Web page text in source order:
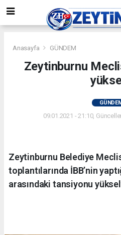
Anasayfa GÜNDEM
Zeytinburnu
09.01.2021 - 21:10,
Zeytinburnu Belediye
toplantılarında İBB’nin
arasındaki tansiyonu